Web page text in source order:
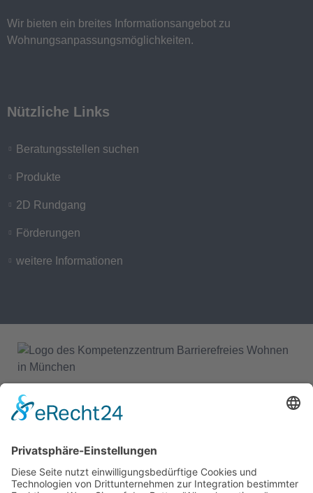
Wir bieten ein breites Informationsangebot zu
Wohnungsanpassungsmöglichkeiten.
Nützliche Links
Beratungsstellen suchen
Produkte
2D Rundgang
Förderungen
weitere Informationen